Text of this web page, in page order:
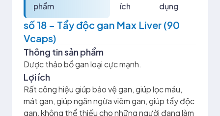
phẩm
ích
dụng
số 18 – Tẩy độc gan Max Liver (90
Vcaps)
Thông tin sản phẩm
Dược thảo bổ gan loại cực mạnh.
Lợi ích
Rất công hiệu giúp bảo vệ gan, giúp lọc máu,
mát gan, giúp ngăn ngừa viêm gan, giúp tẩy độc
gan, không thể thiếu cho những người đang làm